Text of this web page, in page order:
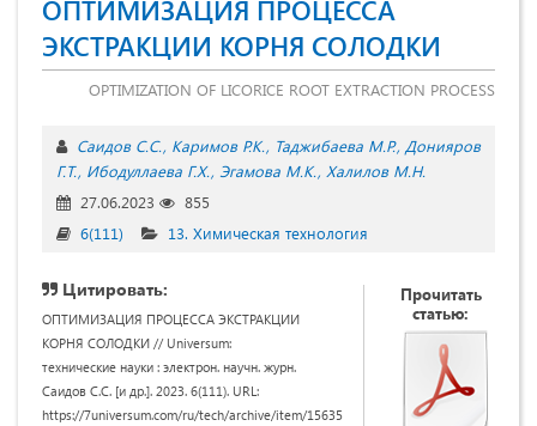
ОПТИМИЗAЦИЯ ПРОЦЕССА
ЭКСТРАКЦИИ КОРНЯ СОЛОДКИ
OPTIMIZATION OF LICORICE ROOT EXTRACTION PROCESS
Саидов С.С. Каримов Р.К. Таджибаева М.Р. Донияров
Г.Т. Ибодуллаева Г.Х. Эгамова М.К. Халилов М.Н.
27.06.2023
855
6(111)
13. Химическая технология
Цитировать:
ОПТИМИЗAЦИЯ ПРОЦЕССА ЭКСТРАКЦИИ
КОРНЯ СОЛОДКИ // Universum:
технические науки : электрон. научн. журн.
Саидов С.С. [и др.]. 2023. 6(111). URL:
https://7universum.com/ru/tech/archive/item/15635
Прочитать
статью: